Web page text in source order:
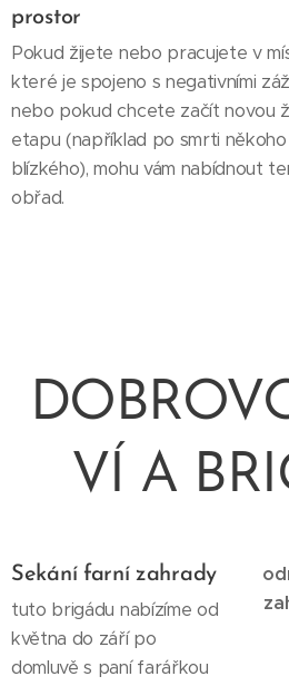
prostor
Pokud žijete nebo pracujete v
které je spojeno s negativními
nebo pokud chcete začít novou
etapu (například po smrti někoho
blízkého), mohu vám nabídnout
obřad.
VÍ A
Sekání farní zahrady
tuto brigádu nabízíme od
května do září po
domluvě s paní farářkou